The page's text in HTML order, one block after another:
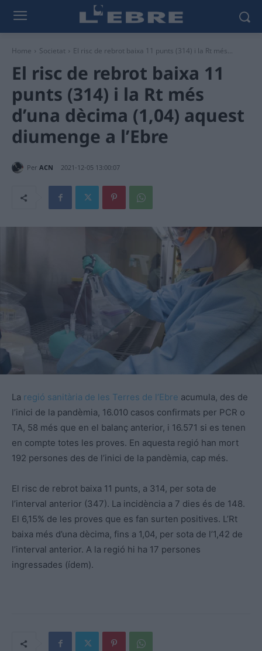
Home Societat El risc de rebrot baixa 11 punts (314) i la Rt més...
El risc de rebrot baixa 11
punts (314) i la Rt més
d’una dècima (1,04) aquest
diumenge a l’Ebre
Per ACN 2021-12-05 13:00:07
La regió sanitària de les Terres de l’Ebre acumula, des de
l’inici de la pandèmia, 16.010 casos confirmats per PCR o
TA, 58 més que en el balanç anterior, i 16.571 si es tenen
en compte totes les proves. En aquesta regió han mort
192 persones des de l’inici de la pandèmia, cap més.
El risc de rebrot baixa 11 punts, a 314, per sota de
l’interval anterior (347). La incidència a 7 dies és de 148.
El 6,15% de les proves que es fan surten positives. L’Rt
baixa més d’una dècima, fins a 1,04, per sota de l’1,42 de
l’interval anterior. A la regió hi ha 17 persones
ingressades (ídem).